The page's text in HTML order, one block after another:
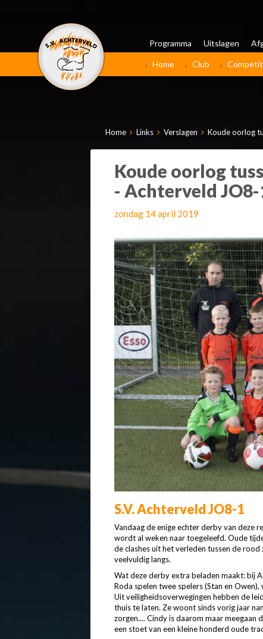
Programma Uitslagen
Home Club
Home Links Verslagen Koude oorlog
Koude oorlog
- Achterveld JO8-
zondag 14 april 2019
S.V. Achterveld JO8-1
Vandaag de enige echter derby van deze
wordt al weken naar toegeleefd. Oude
de clashes uit het verleden tussen de
veelvuldig langs.
Wat deze derby extra beladen maakt: bij
Roda spelen twee spelers (Stan en
Uit veiligheidsoverwegingen hebben de
thuis te laten. Ze woont sinds vorig jaar
zorgen.... Cindy is daarom maar
een stoet van een kleine honderd oude